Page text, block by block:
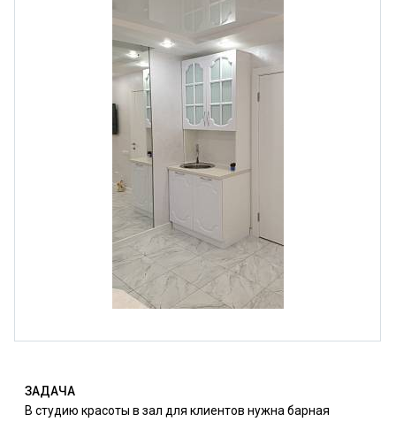
ЗАДАЧА
В студию красоты в зал для клиентов нужна барная